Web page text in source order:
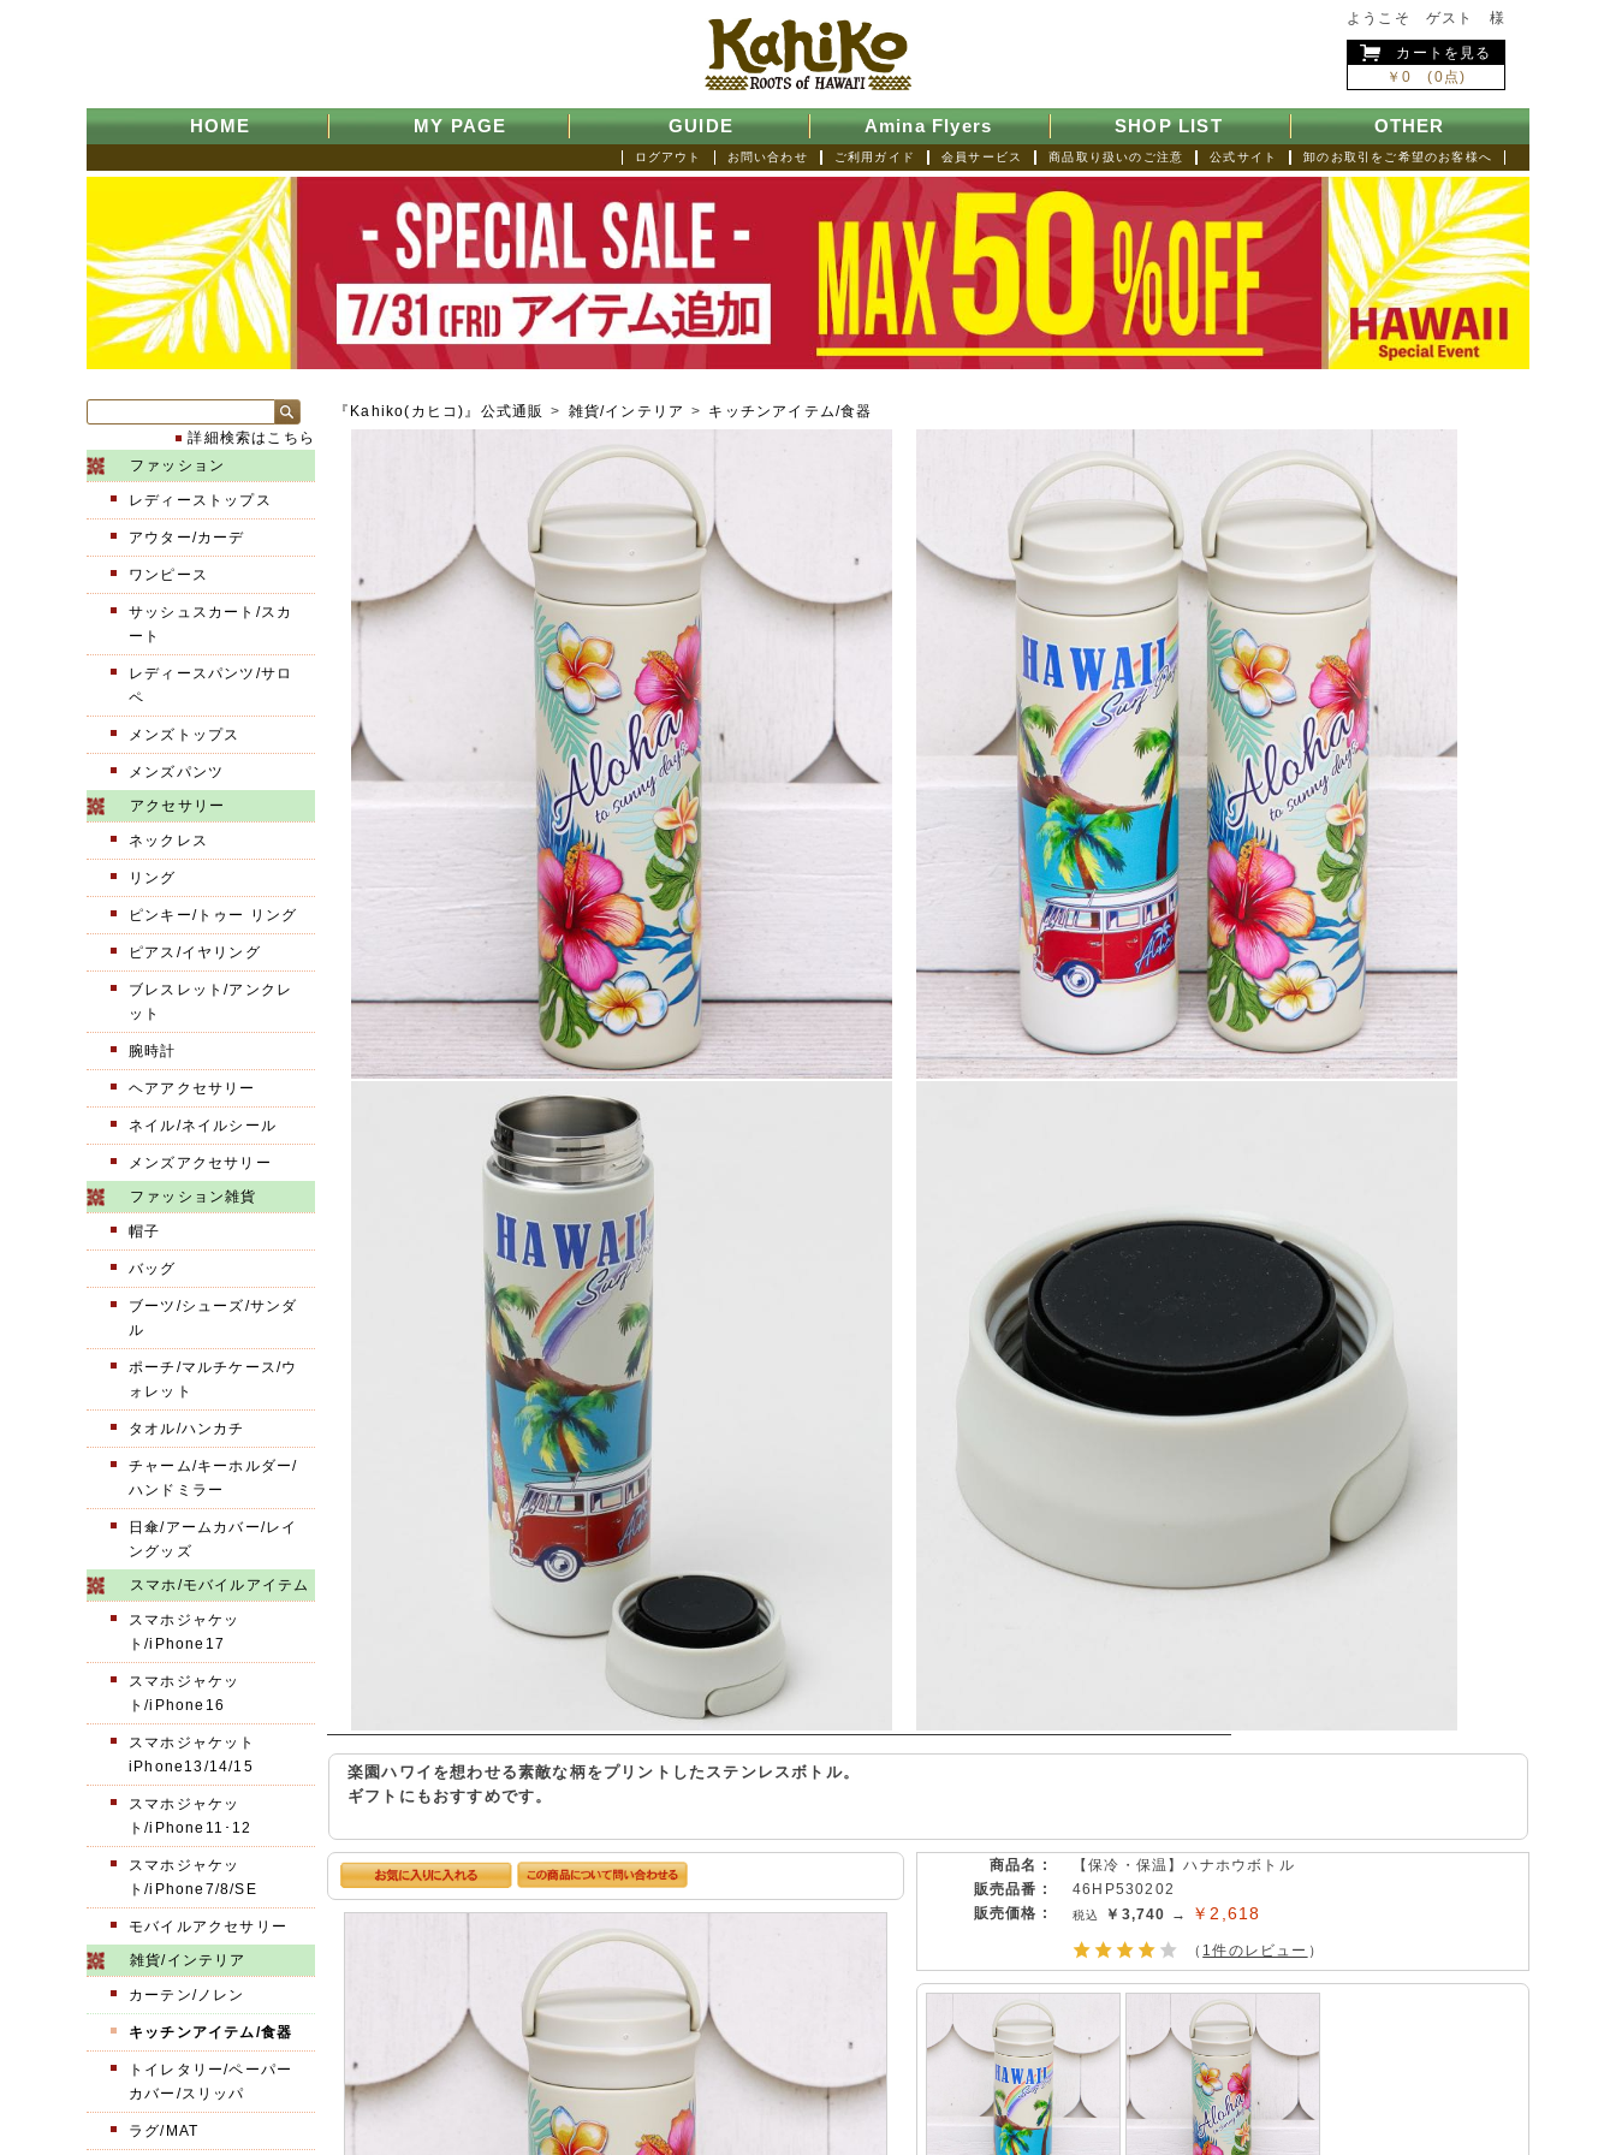
ようこそ ゲスト 様
カートを見る
￥0 (0点)
HOME MY PAGE GUIDE Amina Flyers SHOP LIST OTHER
卸のお取引をご希望のお客様へ
公式サイト
商品取り扱いのご注意
会員サービス
ご利用ガイド
お問い合わせ
ログアウト
『Kahiko(カヒコ)』公式通販 > 雑貨/インテリア > キッチンアイテム/食器
楽園ハワイを想わせる素敵な柄をプリントしたステンレスボトル。
ギフトにもおすすめです。
商品名 :
【保冷・保温】ハナホウボトル
販売品番 :
46HP530202
販売価格 :
￥3,740 → ￥2,618
（ 1件のレビュー ）
詳細検索はこちら
ファッション
レディーストップス
アウター/カーデ
ワンピース
サッシュスカート/スカ
ート
レディースパンツ/サロ
ペ
メンズトップス
メンズパンツ
アクセサリー
ネックレス
リング
ピンキー/トゥー リング
ピアス/イヤリング
ブレスレット/アンクレ
ット
腕時計
ヘアアクセサリー
ネイル/ネイルシール
メンズアクセサリー
ファッション雑貨
帽子
バッグ
ブーツ/シューズ/サンダ
ル
ポーチ/マルチケース/ウ
ォレット
タオル/ハンカチ
チャーム/キーホルダー/
ハンドミラー
日傘/アームカバー/レイ
ングッズ
スマホ/モバイルアイテム
スマホジャケッ
ト/iPhone17
スマホジャケッ
ト/iPhone16
スマホジャケット
iPhone13/14/15
スマホジャケッ
ト/iPhone11･12
スマホジャケッ
ト/iPhone7/8/SE
モバイルアクセサリー
雑貨/インテリア
カーテン/ノレン
キッチンアイテム/食器
トイレタリー/ペーパー
カバー/スリッパ
ラグ/MAT